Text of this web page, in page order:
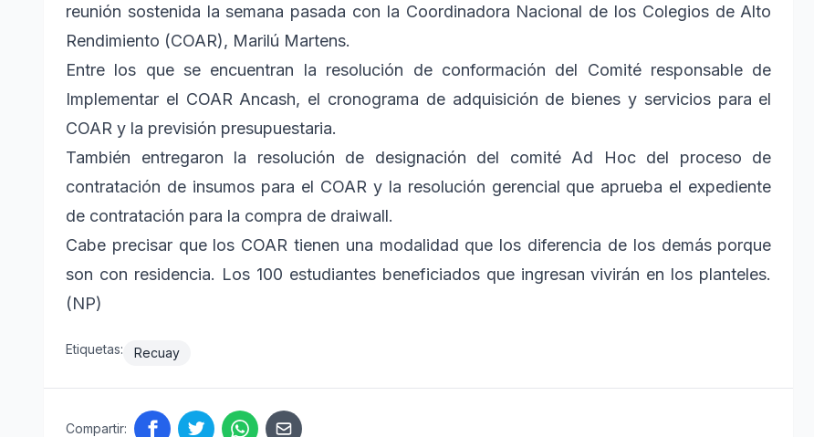
reunión sostenida la semana pasada con la Coordinadora Nacional de los Colegios de Alto
Rendimiento (COAR), Marilú Martens.
Entre los que se encuentran la resolución de conformación del Comité responsable de
Implementar el COAR Ancash, el cronograma de adquisición de bienes y servicios para el
COAR y la previsión presupuestaria.
También entregaron la resolución de designación del comité Ad Hoc del proceso de
contratación de insumos para el COAR y la resolución gerencial que aprueba el expediente
de contratación para la compra de draiwall.
Cabe precisar que los COAR tienen una modalidad que los diferencia de los demás porque
son con residencia. Los 100 estudiantes beneficiados que ingresan vivirán en los planteles.
(NP)
Etiquetas: Recuay
Compartir: